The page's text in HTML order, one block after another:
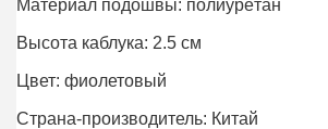
Материал подошвы: полиурeтан
Высота каблука: 2.5 см
Цвет: фиолетовый
Страна-производитель: Китай